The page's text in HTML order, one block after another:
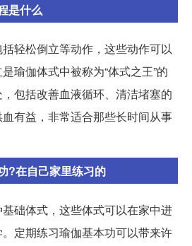
是什么
轻松倒立等动作，这些动作可以
瑜伽体式中被称为“体式之王”的
包括改善血液循环、清洁堵塞的
有益，非常适合那些长时间从事
?在自己家里练习的
础体式，这些体式可以在家中进
定期练习瑜伽基本功可以带来许